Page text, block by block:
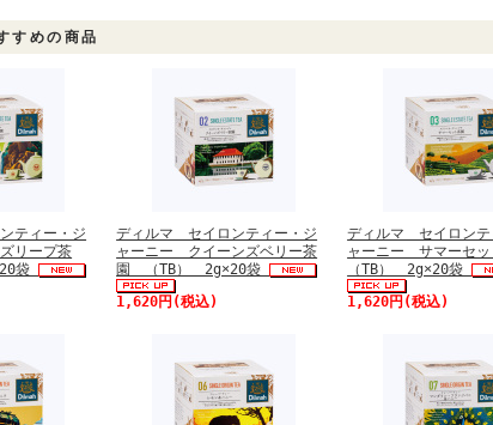
すめの商品
ティー・ジ
リープ茶
袋
ディルマ セイロンティー・ジ
ャーニー クイーンズベリー茶
園 （TB） 2g×20袋
1,620円(税込)
ディルマ セイロンテ
ャーニー サマーセ
（TB） 2g×20袋
1,620円(税込)